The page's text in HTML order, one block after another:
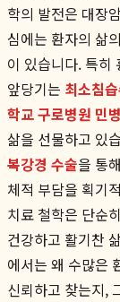
학의 발전은 대장
심에는 환자의 삶
이 있습니다. 특히
앞당기는 최소침
학교 구로병원 민
삶을 선물하고 있
복강경 수술을 통
체적 부담을 획기
치료 철학은 단순
건강하고 활기찬
에서는 왜 수많은
신뢰하고 찾는지,